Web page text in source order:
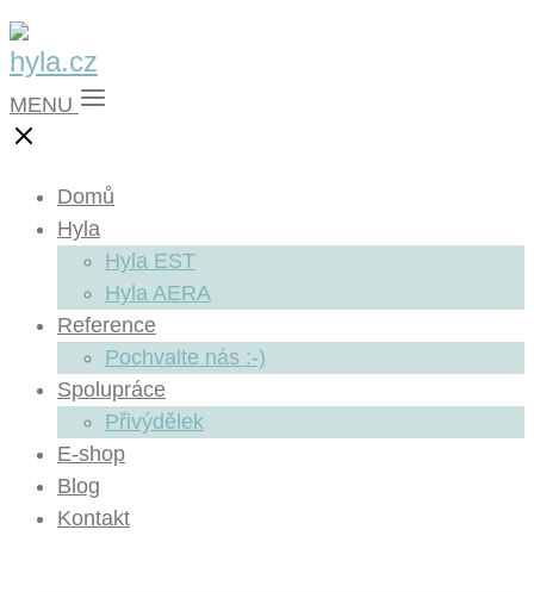
MENU
Domů
Hyla
Hyla EST
Hyla AERA
Reference
Pochvalte nás :-)
Spolupráce
Přivýdělek
E-shop
Blog
Kontakt